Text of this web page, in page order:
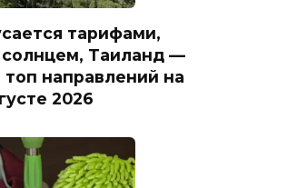
тарифами,
Таиланд —
направлений на
2026